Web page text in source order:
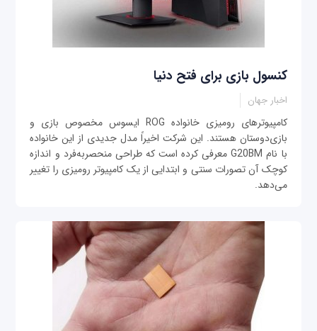
کنسول بازی برای فتح دنیا
اخبار جهان
کامپیوترهای رومیزی خانواده ROG ایسوس مخصوص بازی و
بازی‌دوستان هستند. این شرکت اخیراً مدل جدیدی از این خانواده
با نام G20BM معرفی کرده است که طراحی منحصربه‌فرد و اندازه
کوچک آن تصورات سنتی و ابتدایی از یک کامپیوتر رومیزی را تغییر
می‌دهد.